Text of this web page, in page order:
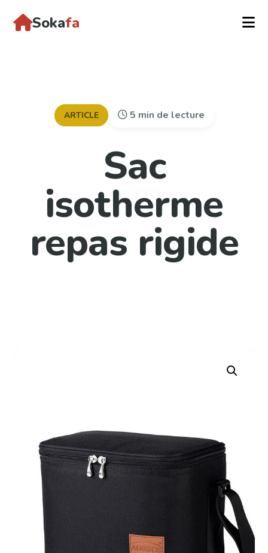
Sokafa
ARTICLE 5 min de lecture
Sac
isotherme
repas rigide